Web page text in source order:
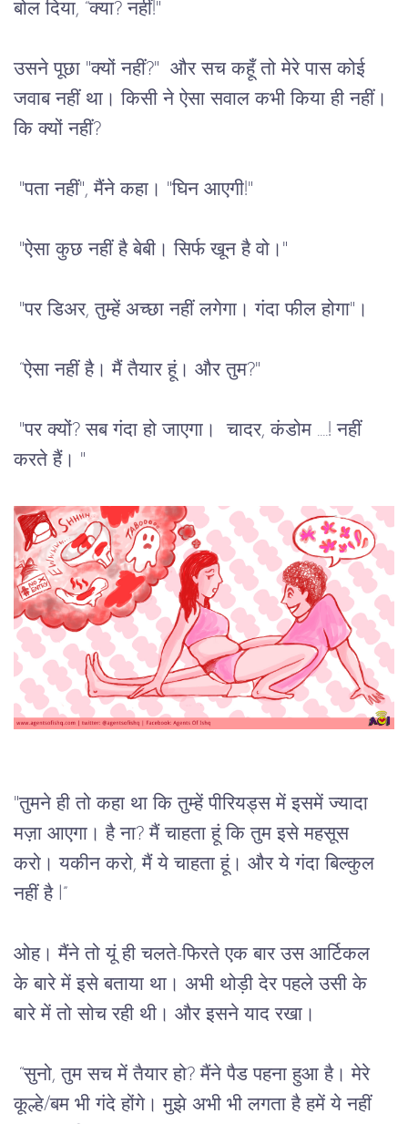
बोल दिया, “क्या? नहीं!"
उसने पूछा "क्यों नहीं?" और सच कहूँ तो मेरे पास कोई
जवाब नहीं था। किसी ने ऐसा सवाल कभी किया ही नहीं।
कि क्यों नहीं?
"पता नहीं", मैंने कहा। "घिन आएगी!"
"ऐसा कुछ नहीं है बेबी। सिर्फ खून है वो। "
"पर डिअर, तुम्हें अच्छा नहीं लगेगा। गंदा फील होगा" ।
“ऐसा नहीं है। मैं तैयार हूं। और तुम?"
"पर क्यों? सब गंदा हो जाएगा। चादर, कंडोम ....! नहीं
करते हैं। "
"तुमने ही तो कहा था कि तुम्हें पीरियड्स में इसमें ज्यादा
मज़ा आएगा। है ना? मैं चाहता हूं कि तुम इसे महसूस
करो। यकीन करो, मैं ये चाहता हूं। और ये गंदा बिल्कुल
नहीं है l”
ओह। मैंने तो यूं ही चलते-फिरते एक बार उस आर्टिकल
के बारे में इसे बताया था। अभी थोड़ी देर पहले उसी के
बारे में तो सोच रही थी। और इसने याद रखा।
“सुनो, तुम सच में तैयार हो? मैंने पैड पहना हुआ है। मेरे
कूल्हे/बम भी गंदे होंगे। मुझे अभी भी लगता है हमें ये नहीं